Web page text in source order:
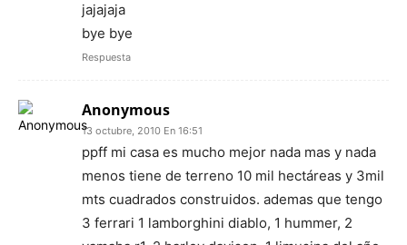
jajajaja
bye bye
Respuesta
Anonymous
13 octubre, 2010 En 16:51
ppff mi casa es mucho mejor nada mas y nada
menos tiene de terreno 10 mil hectáreas y 3mil
mts cuadrados construidos. ademas que tengo
3 ferrari 1 lamborghini diablo, 1 hummer, 2